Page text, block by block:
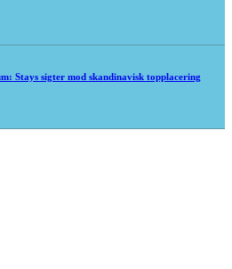
Stays sigter mod skandinavisk topplacering